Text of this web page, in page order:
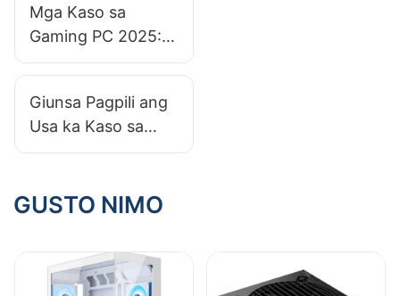
Mga Kaso sa
Gaming PC 2025:
Kinahanglan ba
Tore nga Kaso Para
sa Imong
Pagtukod?​
Giunsa Pagpili ang
Usa ka Kaso sa
Gaming PC nga
Umaabut nga Mga
GUSTO NIMO